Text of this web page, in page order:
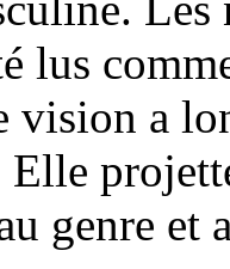
lus
vision a
genre et